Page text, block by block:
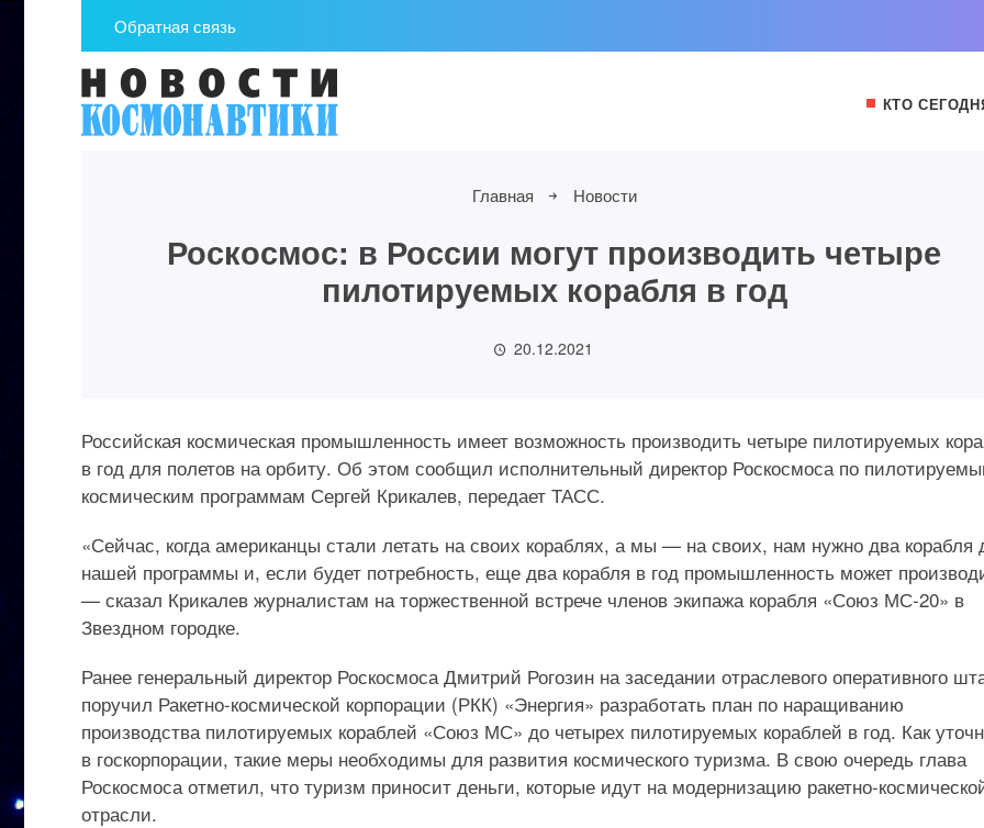
Обратная связь
КТО
Главная Новости
Роскосмос: в России могут производить четыре
пилотируемых корабля в год
20.12.2021
Российская космическая промышленность имеет возможность производить четыре пилотируемых
в год для полетов на орбиту. Об этом сообщил исполнительный директор Роскосмоса по
космическим программам Сергей Крикалев, передает ТАСС.
«Сейчас, когда американцы стали летать на своих кораблях, а мы — на своих, нам нужно два корабля
нашей программы и, если будет потребность, еще два корабля в год промышленность может
— сказал Крикалев журналистам на торжественной встрече членов экипажа корабля «Союз МС-20» в
Звездном городке.
Ранее генеральный директор Роскосмоса Дмитрий Рогозин на заседании отраслевого оперативного
поручил Ракетно-космической корпорации (РКК) «Энергия» разработать план по наращиванию
производства пилотируемых кораблей «Союз МС» до четырех пилотируемых кораблей в год. Как
в госкорпорации, такие меры необходимы для развития космического туризма. В свою очередь глава
Роскосмоса отметил, что туризм приносит деньги, которые идут на модернизацию ракетно-
отрасли.